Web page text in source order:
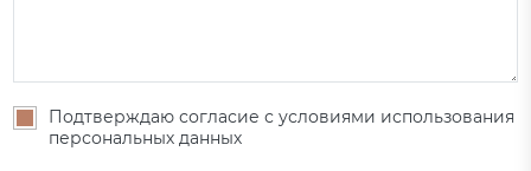
Подтверждаю согласие с условиями использования
персональных данных